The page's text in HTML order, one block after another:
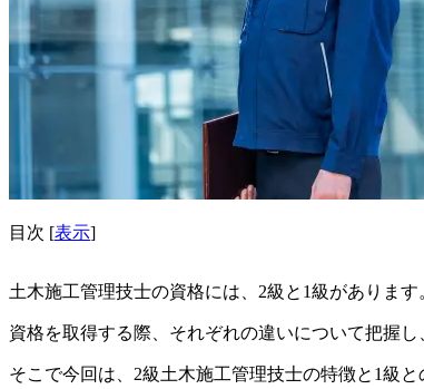
目次 [表示]
土木施工管理技士の資格には、2級と1級があります
資格を取得する際、 それぞれの違いについて把握
そこで今回は、 2級土木施工管理技士の特徴と1級